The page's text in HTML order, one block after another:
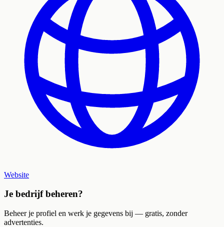
Website
Je bedrijf beheren?
Beheer je profiel en werk je gegevens bij — gratis, zonder
advertenties.